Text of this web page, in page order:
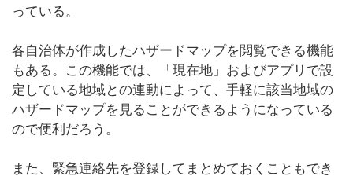
っている。
各自治体が作成したハザードマップを閲覧できる機能
もある。この機能では、「現在地」およびアプリで設
定している地域との連動によって、手軽に該当地域の
ハザードマップを見ることができるようになっている
ので便利だろう。
また、緊急連絡先を登録してまとめておくこともでき